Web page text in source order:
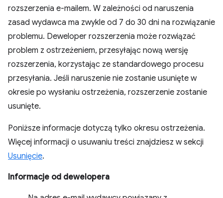
rozszerzenia e-mailem. W zależności od naruszenia
zasad wydawca ma zwykle od 7 do 30 dni na rozwiązanie
problemu. Deweloper rozszerzenia może rozwiązać
problem z ostrzeżeniem, przesyłając nową wersję
rozszerzenia, korzystając ze standardowego procesu
przesyłania. Jeśli naruszenie nie zostanie usunięte w
okresie po wysłaniu ostrzeżenia, rozszerzenie zostanie
usunięte.
Poniższe informacje dotyczą tylko okresu ostrzeżenia.
Więcej informacji o usuwaniu treści znajdziesz w sekcji
Usunięcie.
Informacje od dewelopera